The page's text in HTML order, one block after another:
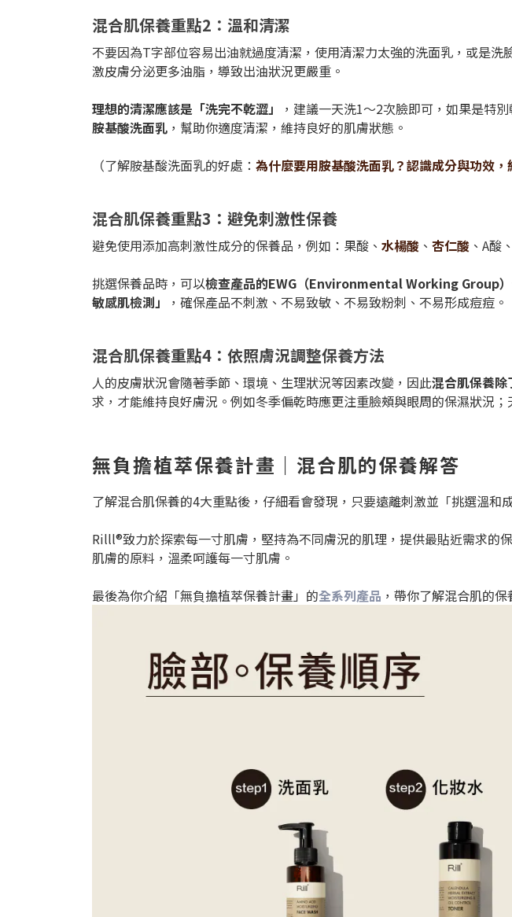
混合肌保養重點2：溫和清潔
不要因為T字部位容易出油就過度清潔，使用清潔力太強的洗面乳，或是
激皮膚分泌更多油脂，導致出油狀況更嚴重。
理想的清潔應該是「洗完不乾澀」
，建議一天洗1～2次臉即可，如果是特
胺基酸洗面乳 ，幫助你適度清潔，維持良好的肌膚狀態。
（了解胺基酸洗面乳的好處： 為什麼要用胺基酸洗面乳？認識成分與功效
混合肌保養重點3：避免刺激性保養
避免使用添加高刺激性成分的保養品，例如：果酸、 水楊酸 、 杏仁酸 、A酸
挑選保養品時，可以檢查產品的EWG（Environmental Working Group
敏感肌檢測」
，確保產品不刺激、不易致敏、不易致粉刺、不易形成痘痘。
混合肌保養重點4：依照膚況調整保養方法
人的皮膚狀況會隨著季節、環境、生理狀況等因素改變，因此混合肌保養
求，才能維持良好膚況。例如冬季偏乾時應更注重臉頰與眼周的保濕狀況
無負擔植萃保養計畫｜混合肌的保養解答
了解混合肌保養的4大重點後，仔細看會發現，只要遠離刺激並「挑選溫和
Rilll®致力於探索每一寸肌膚，堅持為不同膚況的肌理，提供最貼近需求的
肌膚的原料，溫柔呵護每一寸肌膚。
最後為你介紹「無負擔植萃保養計畫」的全系列產品 ，帶你了解混合肌的保